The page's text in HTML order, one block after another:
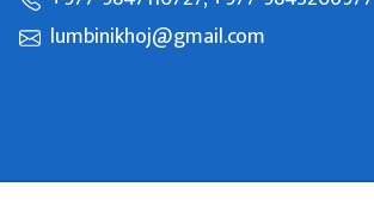
lumbinikhoj@gmail.com